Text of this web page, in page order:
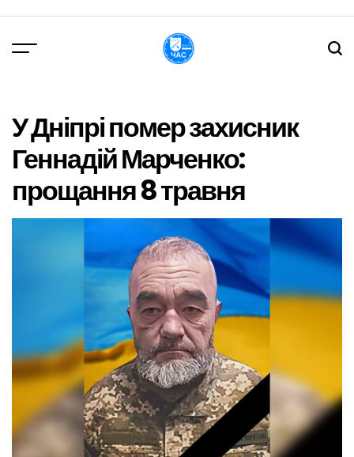
вмісту
У Дніпрі помер захисник
Геннадій Марченко:
прощання 8 травня